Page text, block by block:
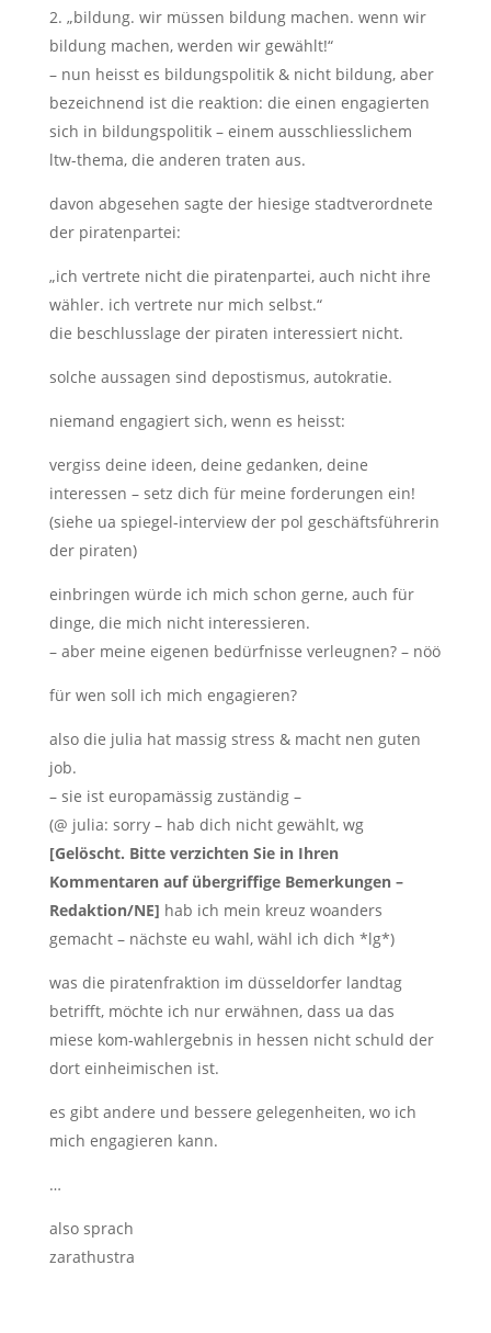
2. „bildung. wir müssen bildung machen. wenn wir
bildung machen, werden wir gewählt!“
– nun heisst es bildungspolitik & nicht bildung, aber
bezeichnend ist die reaktion: die einen engagierten
sich in bildungspolitik – einem ausschliesslichem
ltw-thema, die anderen traten aus.
davon abgesehen sagte der hiesige stadtverordnete
der piratenpartei:
„ich vertrete nicht die piratenpartei, auch nicht ihre
wähler. ich vertrete nur mich selbst.“
die beschlusslage der piraten interessiert nicht.
solche aussagen sind depostismus, autokratie.
niemand engagiert sich, wenn es heisst:
vergiss deine ideen, deine gedanken, deine
interessen – setz dich für meine forderungen ein!
(siehe ua spiegel-interview der pol geschäftsführerin
der piraten)
einbringen würde ich mich schon gerne, auch für
dinge, die mich nicht interessieren.
– aber meine eigenen bedürfnisse verleugnen? – nöö
für wen soll ich mich engagieren?
also die julia hat massig stress & macht nen guten
job.
– sie ist europamässig zuständig –
(@ julia: sorry – hab dich nicht gewählt, wg
[Gelöscht. Bitte verzichten Sie in Ihren
Kommentaren auf übergriffige Bemerkungen –
Redaktion/NE] hab ich mein kreuz woanders
gemacht – nächste eu wahl, wähl ich dich *lg*)
was die piratenfraktion im düsseldorfer landtag
betrifft, möchte ich nur erwähnen, dass ua das
miese kom-wahlergebnis in hessen nicht schuld der
dort einheimischen ist.
es gibt andere und bessere gelegenheiten, wo ich
mich engagieren kann.
…
also sprach
zarathustra